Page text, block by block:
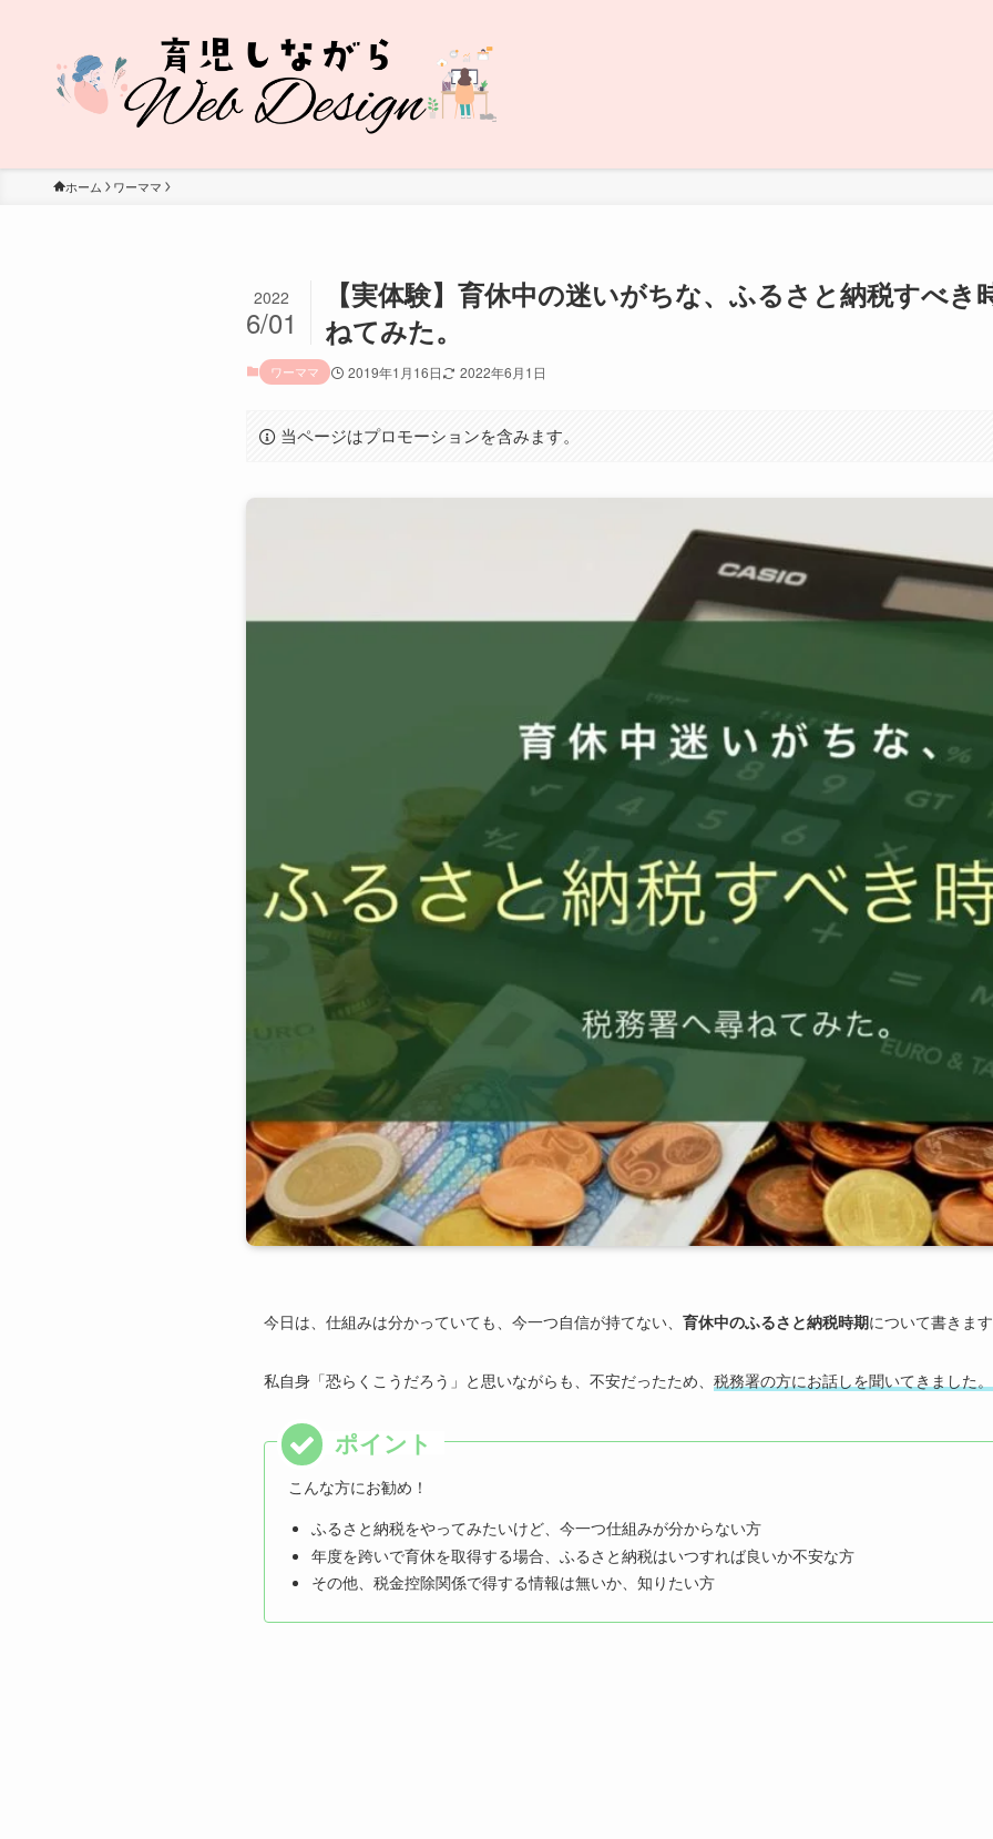
ホーム ワーママ
【実体験】育休中の迷いがちな、ふるさと納税すべき
ねてみた。
2022
6/01
ワーママ 2019年1月16日 2022年6月1日
当ページはプロモーションを含みます。
今日は、仕組みは分かっていても、今一つ自信が持てない、 育休中のふるさと納税時期について書きま
私自身「恐らくこうだろう」と思いながらも、不安だったため、 税務署の方にお話しを聞いてきました。
こんな方にお勧め！
ふるさと納税をやってみたいけど、今一つ仕組みが分からない方
年度を跨いで育休を取得する場合、ふるさと納税はいつすれば良いか不安な方
その他、税金控除関係で得する情報は無いか、知りたい方